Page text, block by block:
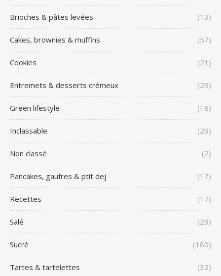
Brioches & pâtes levées (13)
Cakes, brownies & muffins (57)
Cookies (21)
Entremets & desserts crémeux (29)
Green lifestyle (18)
Inclassable (29)
Non classé (2)
Pancakes, gaufres & ptit dej (17)
Recettes (17)
Salé (29)
Sucré (180)
Tartes & tartelettes (32)